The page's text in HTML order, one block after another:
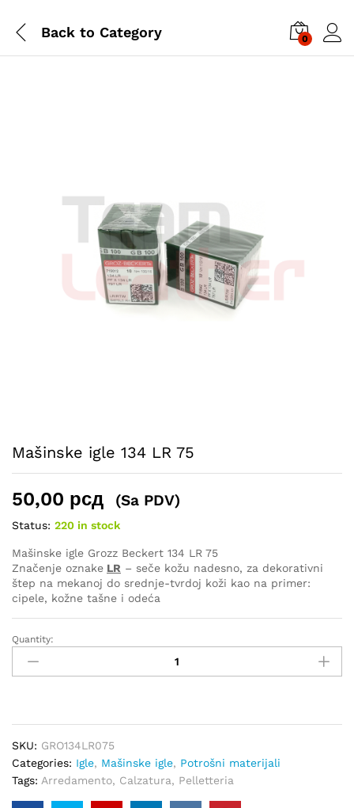
Back to Category 0
Mašinske igle 134 LR 75
50,00 рсд (Sa PDV)
Status: 220 in stock
Mašinske igle Grozz Beckert 134 LR 75
Značenje oznake LR – seče kožu nadesno, za dekorativni
štep na mekanoj do srednje-tvrdoj koži kao na primer:
cipele, kožne tašne i odeća
Mašinske
igle
134
Quantity:
SKU: GRO134LR075
Categories: Igle, Mašinske igle, Potrošni materijali
Tags: Arredamento, Calzatura, Pelletteria